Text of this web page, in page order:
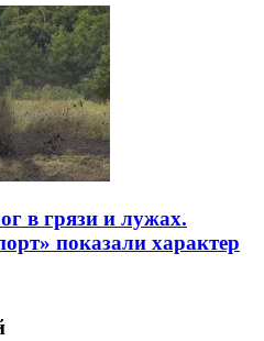
в грязи и лужах.
показали характер